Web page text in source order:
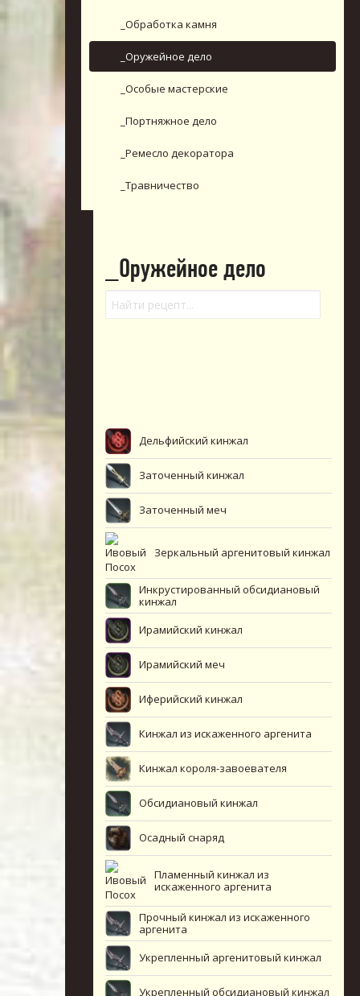
_Обработка камня
_Оружейное дело
_Особые мастерские
_Портняжное дело
_Ремесло декоратора
_Травничество
_Оружейное дело
Дельфийский кинжал
Заточенный кинжал
Заточенный меч
Зеркальный аргенитовый кинжал
Инкрустированный обсидиановый
кинжал
Ирамийский кинжал
Ирамийский меч
Иферийский кинжал
Кинжал из искаженного аргенита
Кинжал короля-завоевателя
Обсидиановый кинжал
Осадный снаряд
Пламенный кинжал из
искаженного аргенита
Прочный кинжал из искаженного
аргенита
Укрепленный аргенитовый кинжал
Укрепленный обсидиановый кинжал